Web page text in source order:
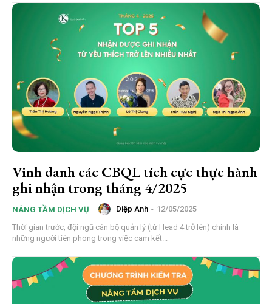
Vinh danh các CBQL tích cực thực hành
ghi nhận trong tháng 4/2025
NÂNG TẦM DỊCH VỤ Diệp Anh - 12/05/2025
Thời gian trước, đội ngũ cán bộ quản lý (từ Head 4 trở lên) chính là
những người tiên phong trong việc cam kết...